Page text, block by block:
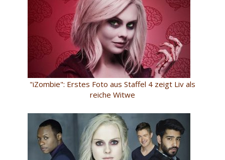
"iZombie": Erstes Foto aus Staffel 4 zeigt Liv als
reiche Witwe